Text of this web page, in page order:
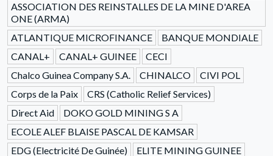
ASSOCIATION DES REINSTALLES DE LA MINE D'AREA
ONE (ARMA)
ATLANTIQUE MICROFINANCE
BANQUE MONDIALE
CANAL+
CANAL+ GUINEE
CECI
Chalco Guinea Company S.A.
CHINALCO
CIVI POL
Corps de la Paix
CRS (Catholic Relief Services)
Direct Aid
DOKO GOLD MINING S A
ECOLE ALEF BLAISE PASCAL DE KAMSAR
EDG (Electricité De Guinée)
ELITE MINING GUINEE